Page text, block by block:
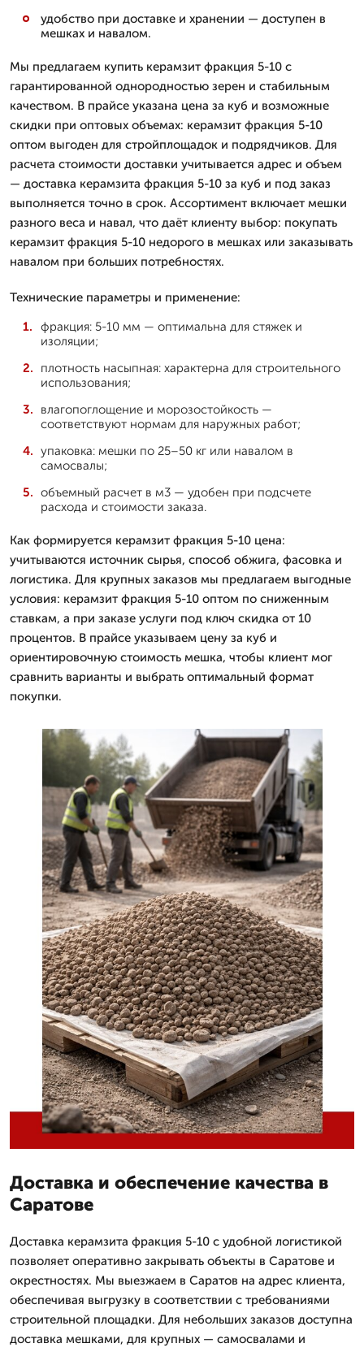
удобство при доставке и хранении — доступен в
мешках и навалом.
Мы предлагаем купить керамзит фракция 5-10 с
гарантированной однородностью зерен и стабильным
качеством. В прайсе указана цена за куб и возможные
скидки при оптовых объемах: керамзит фракция 5-10
оптом выгоден для стройплощадок и подрядчиков. Для
расчета стоимости доставки учитывается адрес и объем
— доставка керамзита фракция 5-10 за куб и под заказ
выполняется точно в срок. Ассортимент включает мешки
разного веса и навал, что даёт клиенту выбор: покупать
керамзит фракция 5-10 недорого в мешках или заказывать
навалом при больших потребностях.
Технические параметры и применение:
фракция: 5-10 мм — оптимальна для стяжек и
изоляции;
плотность насыпная: характерна для строительного
использования;
влагопоглощение и морозостойкость —
соответствуют нормам для наружных работ;
упаковка: мешки по 25–50 кг или навалом в
самосвалы;
объемный расчет в м3 — удобен при подсчете
расхода и стоимости заказа.
Как формируется керамзит фракция 5-10 цена:
учитываются источник сырья, способ обжига, фасовка и
логистика. Для крупных заказов мы предлагаем выгодные
условия: керамзит фракция 5-10 оптом по сниженным
ставкам, а при заказе услуги под ключ скидка от 10
процентов. В прайсе указываем цену за куб и
ориентировочную стоимость мешка, чтобы клиент мог
сравнить варианты и выбрать оптимальный формат
покупки.
Доставка и обеспечение качества в
Саратове
Доставка керамзита фракция 5-10 с удобной логистикой
позволяет оперативно закрывать объекты в Саратове и
окрестностях. Мы выезжаем в Саратов на адрес клиента,
обеспечивая выгрузку в соответствии с требованиями
строительной площадки. Для небольших заказов доступна
доставка мешками, для крупных — самосвалами и